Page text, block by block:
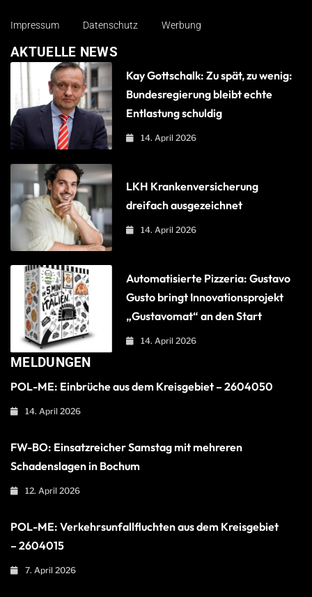
Impressum Datenschutz Werbung
AKTUELLE NEWS
Kay Gottschalk: Zu spät, zu wenig:
Bundesregierung bleibt echte
Entlastung schuldig
14. April 2026
LKH Krankenversicherung
dreifach ausgezeichnet
14. April 2026
Automatisierte Pizzeria: Gustavo
Gusto bringt Innovationsprojekt
„Gustavomat“ an den Start
14. April 2026
MELDUNGEN
POL-ME: Einbrüche aus dem Kreisgebiet – 2604050
14. April 2026
FW-BO: Einsatzreicher Samstag mit mehreren
Schadenslagen in Bochum
12. April 2026
POL-ME: Verkehrsunfallfluchten aus dem Kreisgebiet
– 2604015
7. April 2026